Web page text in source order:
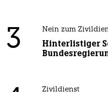
3 Nein zum
Hinterlistiger
Zivildienst